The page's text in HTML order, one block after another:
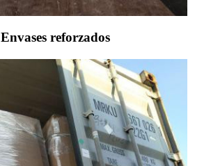
Envases reforzados